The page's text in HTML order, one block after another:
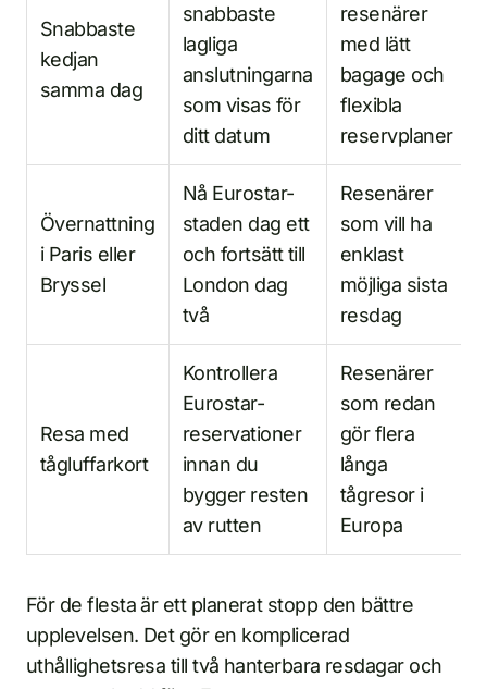
Snabbaste
kedjan
samma dag
snabbaste
lagliga
anslutningarna
som visas för
ditt datum
resenärer
med lätt
bagage och
flexibla
reservplaner
Övernattning
i Paris eller
Bryssel
Nå Eurostar-
staden dag ett
och fortsätt till
London dag
två
Resenärer
som vill ha
enklast
möjliga sista
resdag
Resa med
tågluffarkort
Kontrollera
Eurostar-
reservationer
innan du
bygger resten
av rutten
Resenärer
som redan
gör flera
långa
tågresor i
Europa
För de flesta är ett planerat stopp den bättre
upplevelsen. Det gör en komplicerad
uthållighetsresa till två hanterbara resdagar och